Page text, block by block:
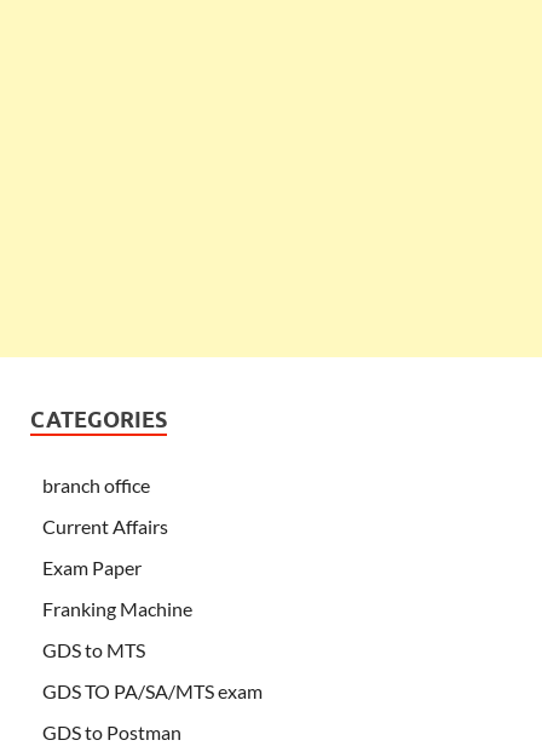
CATEGORIES
branch office
Current Affairs
Exam Paper
Franking Machine
GDS to MTS
GDS TO PA/SA/MTS exam
GDS to Postman